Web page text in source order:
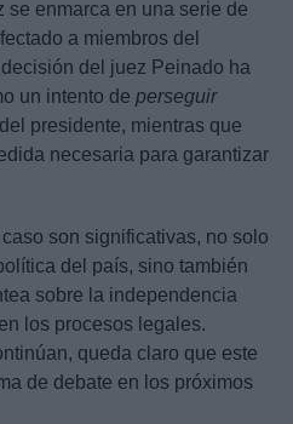
se enmarca en una serie de
a miembros del
del juez Peinado ha
un intento de perseguir
presidente, mientras que
necesaria para garantizar
son significativas, no solo
del país, sino también
sobre la independencia
los procesos legales.
queda claro que este
de debate en los próximos